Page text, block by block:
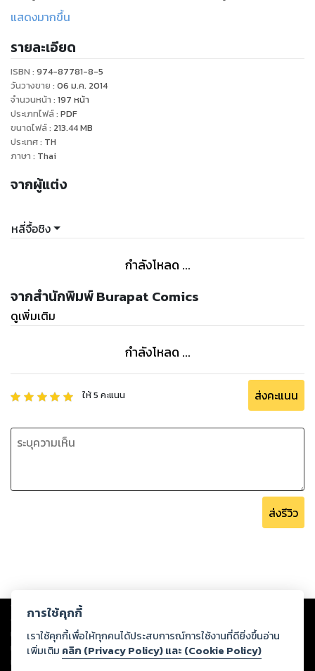
และวิธีการดําเนินเรื่องจะสะอาดตา อ่านง่ายกว่าการ์ตูนฮ่องกงเรื่อ
ว่าเป็นนักเขียนที่เขาพอใจมากที่สุด เนื่องจาก "อ.หลี่จื้อชิง"
สามารถถ่ายทอดเรื่องออกมาในฉบับการ์ตูนได้ใกล้เคียงกับบท
ประพันธ์เดิมมาก ดังนั้นจึงรับประกันได้ว่า ผู้อ่านทุกเพศทุกวัยจะ
สามารถเพลิดเพลินไปกับการ์ตูนชุดนี้ได้อย่างเต็มอรรถรสอย่าง
แน่นอน
แสดงมากขึ้น
รายละเอียด
ISBN : 974-87781-8-5
วันวางขาย : 06 ม.ค. 2014
จำนวนหน้า : 197 หน้า
ประเภทไฟล์: PDF
ขนาดไฟล์: 213.44MB
ประเทศ: TH
ภาษา : Thai
จากผู้แต่ง
หลี่จื้อชิง
กำลังโหลด ...
จากสำนักพิมพ์ Burapat Comics
ดูเพิ่มเติม
กำลังโหลด ...
ให้5 คะแนน ส่งคะแนน
ส่งรีวิว
Copyright © 2026
ต่อผลงานหรือเนื้อหาใดที่อัปโหลดผ่านเว็บไซต์และปรากฏว่าละเมิดสิทธิใน
ทรัพย์สินทางปัญญาของบุคคลอื่นหรือขัดต่อกฎหมายและศีลธรรม ดังนั้น ผู้อ่าน
ทุกท่านโปรดใช้วิจารณญาณในการกลั่นกรองด้วยตนเอง และหากท่านพบว่าส่วน
หนึ่งส่วนใดขัดต่อกฎหมายและศีลธรรม กรุณาแจ้งมายังบริษัท เพื่อทีมงานจะได้
การใช้คุกกี้
เราใช้คุกกี้เพื่อให้ทุกคนได้ประสบการณ์การใช้งานที่ดียิ่งขึ้นอ่าน
เพิ่มเติม คลิก (Privacy Policy) และ (Cookie Policy)